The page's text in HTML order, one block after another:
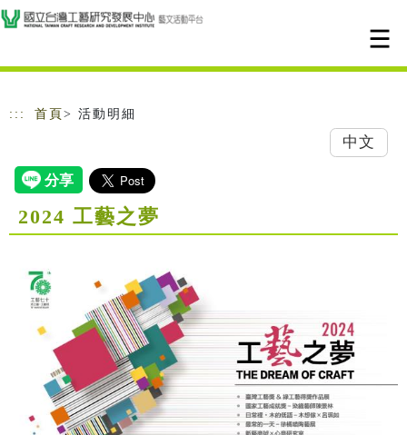
跳到主要內容
網站導覽
::: 首頁 > 活動明細
中文
2024 工藝之夢